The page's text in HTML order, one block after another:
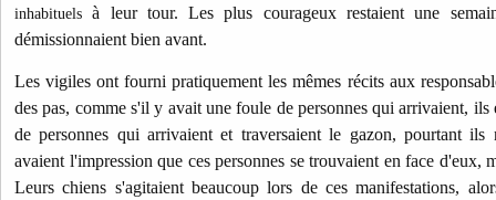
inhabituels à leur tour. Les plus courageux restaient une
démissionnaient bien avant.
Les vigiles ont fourni pratiquement les mêmes récits aux
des pas, comme s'il y avait une foule de personnes qui arrivaient, ils
de personnes qui arrivaient et traversaient le gazon, pourtant
avaient l'impression que ces personnes se trouvaient en face d'eux,
Leurs chiens s'agitaient beaucoup lors de ces manifestations,